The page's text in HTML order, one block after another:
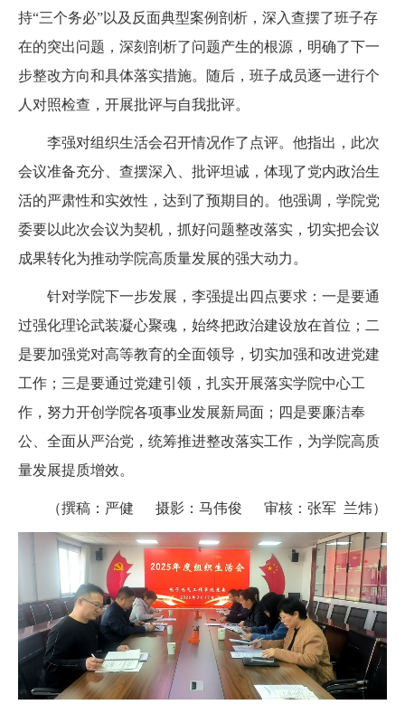
持“三个务必”以及反面典型案例剖析，深入查摆了班子存
在的突出问题，深刻剖析了问题产生的根源，明确了下一
步整改方向和具体落实措施。随后，班子成员逐一进行个
人对照检查，开展批评与自我批评。
李强对组织生活会召开情况作了点评。他指出，此次
会议准备充分、查摆深入、批评坦诚，体现了党内政治生
活的严肃性和实效性，达到了预期目的。他强调，学院党
委要以此次会议为契机，抓好问题整改落实，切实把会议
成果转化为推动学院高质量发展的强大动力。
针对学院下一步发展，李强提出四点要求：一是要通
过强化理论武装凝心聚魂，始终把政治建设放在首位；二
是要加强党对高等教育的全面领导，切实加强和改进党建
工作；三是要通过党建引领，扎实开展落实学院中心工
作，努力开创学院各项事业发展新局面；四是要廉洁奉
公、全面从严治党，统筹推进整改落实工作，为学院高质
量发展提质增效。
（撰稿：严健 摄影：马伟俊 审核：张军 兰炜）